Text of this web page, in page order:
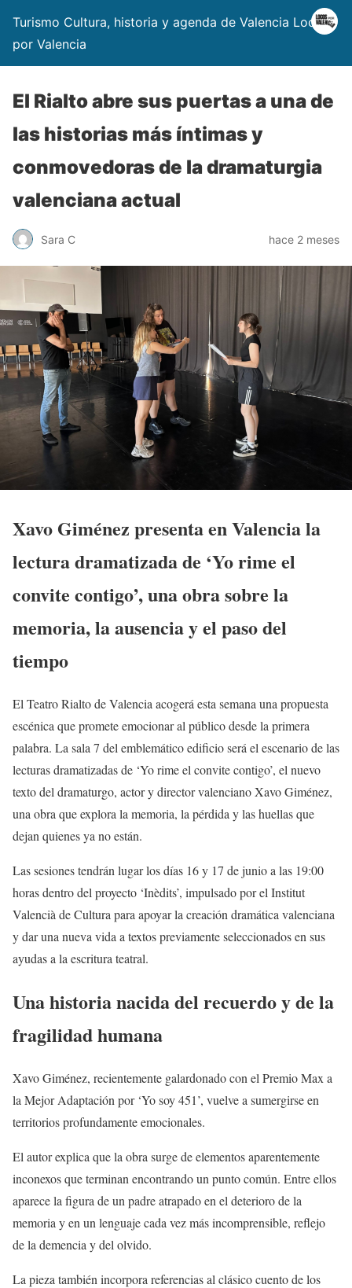
Turismo Cultura, historia y agenda de Valencia Locos
por Valencia
El Rialto abre sus puertas a una de
las historias más íntimas y
conmovedoras de la dramaturgia
valenciana actual
Sara C hace 2 meses
Xavo Giménez presenta en Valencia la
lectura dramatizada de ‘Yo rime el
convite contigo’, una obra sobre la
memoria, la ausencia y el paso del
tiempo
El Teatro Rialto de Valencia acogerá esta semana una propuesta
escénica que promete emocionar al público desde la primera
palabra. La sala 7 del emblemático edificio será el escenario de las
lecturas dramatizadas de ‘Yo rime el convite contigo’, el nuevo
texto del dramaturgo, actor y director valenciano Xavo Giménez,
una obra que explora la memoria, la pérdida y las huellas que
dejan quienes ya no están.
Las sesiones tendrán lugar los días 16 y 17 de junio a las 19:00
horas dentro del proyecto ‘Inèdits’, impulsado por el Institut
Valencià de Cultura para apoyar la creación dramática valenciana
y dar una nueva vida a textos previamente seleccionados en sus
ayudas a la escritura teatral.
Una historia nacida del recuerdo y de la
fragilidad humana
Xavo Giménez, recientemente galardonado con el Premio Max a
la Mejor Adaptación por ‘Yo soy 451’, vuelve a sumergirse en
territorios profundamente emocionales.
El autor explica que la obra surge de elementos aparentemente
inconexos que terminan encontrando un punto común. Entre ellos
aparece la figura de un padre atrapado en el deterioro de la
memoria y en un lenguaje cada vez más incomprensible, reflejo
de la demencia y del olvido.
La pieza también incorpora referencias al clásico cuento de los